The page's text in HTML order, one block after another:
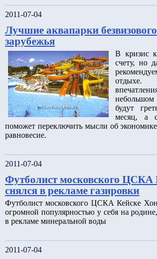
2011-07-04
Лучшие аквапарки
зарубежья
В кризис
счету, но
будут
месяц, а
поможет переключить мысли об
равновесие.
2011-07-04
Футболист московского ЦСКА
снялся в рекламе газировки
Футболист московского ЦСКА Кейске
огромной популярностью у себя на
в рекламе минеральной воды
2011-07-04